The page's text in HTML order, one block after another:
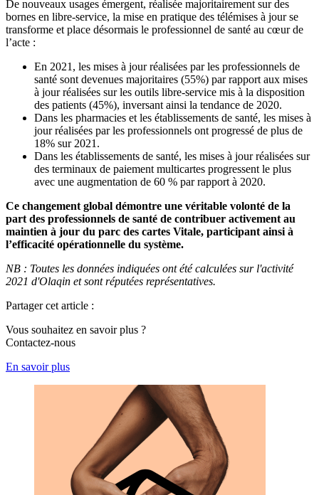
De nouveaux usages émergent, réalisée majoritairement sur des
bornes en libre-service, la mise en pratique des télémises à jour se
transforme et place désormais le professionnel de santé au cœur de
l’acte :
En 2021, les mises à jour réalisées par les professionnels de
santé sont devenues majoritaires (55%) par rapport aux mises
à jour réalisées sur les outils libre-service mis à la disposition
des patients (45%), inversant ainsi la tendance de 2020.
Dans les pharmacies et les établissements de santé, les mises à
jour réalisées par les professionnels ont progressé de plus de
18% sur 2021.
Dans les établissements de santé, les mises à jour réalisées sur
des terminaux de paiement multicartes progressent le plus
avec une augmentation de 60 % par rapport à 2020.
Ce changement global démontre une véritable volonté de la
part des professionnels de santé de contribuer activement au
maintien à jour du parc des cartes Vitale, participant ainsi à
l’efficacité opérationnelle du système.
NB : Toutes les données indiquées ont été calculées sur l'activité
2021 d'Olaqin et sont réputées représentatives.
Partager cet article :
Vous souhaitez en savoir plus ?
Contactez-nous
En savoir plus